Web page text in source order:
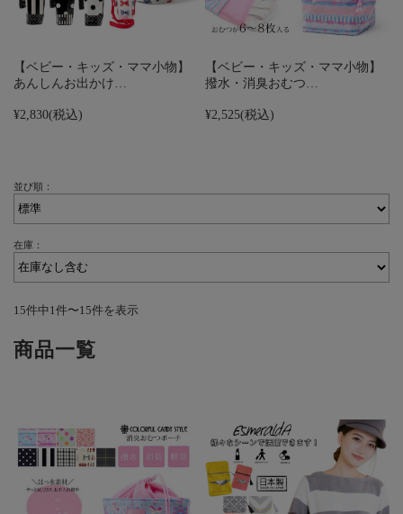
【ベビー・キッズ・ママ小物】
あんしんお出かけ…
¥2,830(税込)
【ベビー・キッズ・ママ小物】
撥水・消臭おむつ…
¥2,525(税込)
並び順：
在庫：
15件中1件〜15件を表示
商品一覧